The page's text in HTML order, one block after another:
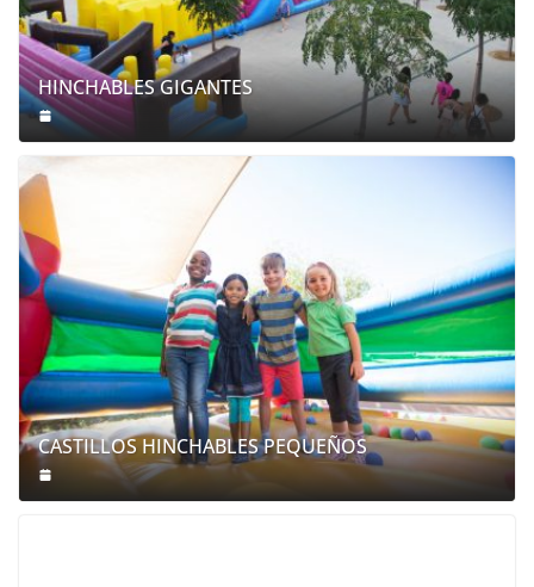
HINCHABLES GIGANTES
CASTILLOS HINCHABLES PEQUEÑOS